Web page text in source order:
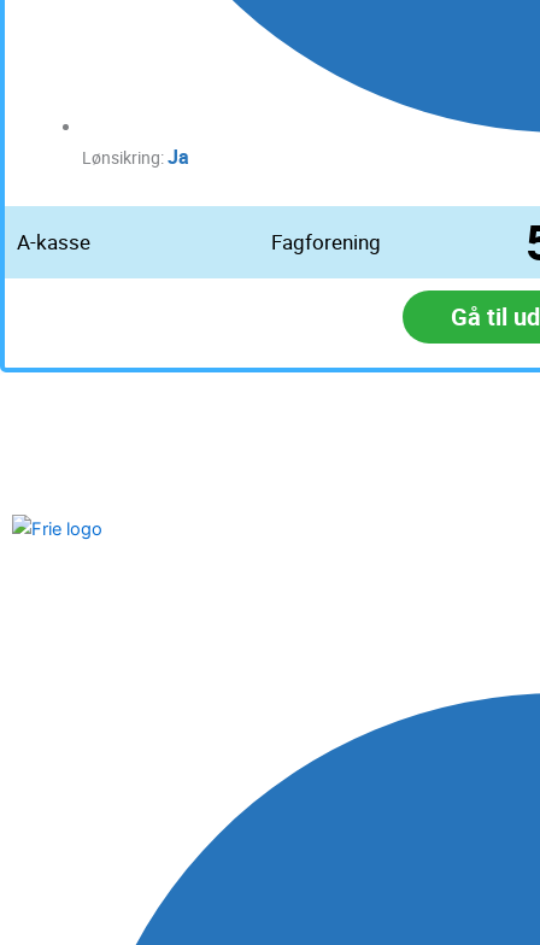
Lønsikring:Ja
A-kasse Fagforening
Gå til